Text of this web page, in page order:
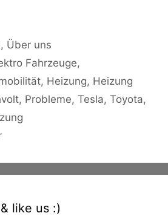
, Über uns
Fahrzeuge,
, Heizung, Heizung
, Probleme, Tesla, Toyota,
like us :)